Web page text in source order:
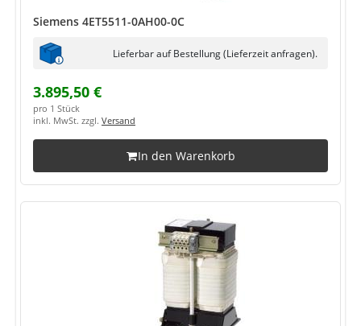
Siemens 4ET5511-0AH00-0C
Lieferbar auf Bestellung (Lieferzeit anfragen).
3.895,50 €
pro 1 Stück
inkl. MwSt. zzgl. Versand
In den Warenkorb